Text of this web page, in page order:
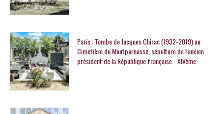
Paris : Tombe de Jacques Chirac (1932-2019) au
Cimetière du Montparnasse, sépulture de l'ancien
président de la République française - XIVème